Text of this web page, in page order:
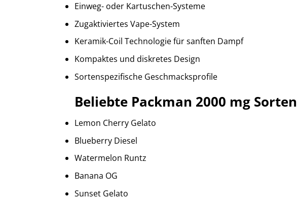
Einweg- oder Kartuschen-Systeme
Zugaktiviertes Vape-System
Keramik-Coil Technologie für sanften Dampf
Kompaktes und diskretes Design
Sortenspezifische Geschmacksprofile
Beliebte Packman 2000 mg Sorten
Lemon Cherry Gelato
Blueberry Diesel
Watermelon Runtz
Banana OG
Sunset Gelato